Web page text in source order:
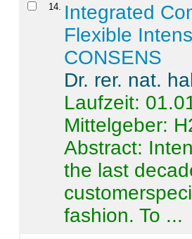
14
Integrated
Flexible
CONSENS
Dr. rer. nat.
Laufzeit:
Mittelgeber:
Abstract:
the last
fashion. To ...